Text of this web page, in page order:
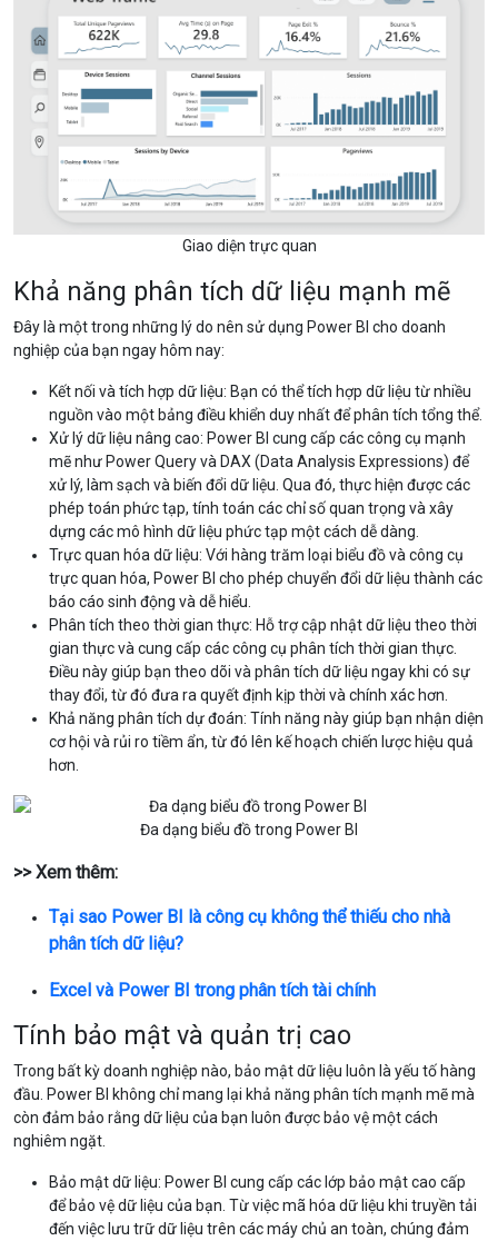
Giao diện trực quan
Khả năng phân tích dữ liệu mạnh mẽ
Đây là một trong những lý do nên sử dụng Power BI cho doanh
nghiệp của bạn ngay hôm nay:
Kết nối và tích hợp dữ liệu: Bạn có thể tích hợp dữ liệu từ nhiều
nguồn vào một bảng điều khiển duy nhất để phân tích tổng thể.
Xử lý dữ liệu nâng cao: Power BI cung cấp các công cụ mạnh
mẽ như Power Query và DAX (Data Analysis Expressions) để
xử lý, làm sạch và biến đổi dữ liệu. Qua đó, thực hiện được các
phép toán phức tạp, tính toán các chỉ số quan trọng và xây
dựng các mô hình dữ liệu phức tạp một cách dễ dàng.
Trực quan hóa dữ liệu: Với hàng trăm loại biểu đồ và công cụ
trực quan hóa, Power BI cho phép chuyển đổi dữ liệu thành các
báo cáo sinh động và dễ hiểu.
Phân tích theo thời gian thực: Hỗ trợ cập nhật dữ liệu theo thời
gian thực và cung cấp các công cụ phân tích thời gian thực.
Điều này giúp bạn theo dõi và phân tích dữ liệu ngay khi có sự
thay đổi, từ đó đưa ra quyết định kịp thời và chính xác hơn.
Khả năng phân tích dự đoán: Tính năng này giúp bạn nhận diện
cơ hội và rủi ro tiềm ẩn, từ đó lên kế hoạch chiến lược hiệu quả
hơn.
Đa dạng biểu đồ trong Power BI
>> Xem thêm:
Tại sao Power BI là công cụ không thể thiếu cho nhà
phân tích dữ liệu?
Excel và Power BI trong phân tích tài chính
Tính bảo mật và quản trị cao
Trong bất kỳ doanh nghiệp nào, bảo mật dữ liệu luôn là yếu tố hàng
đầu. Power BI không chỉ mang lại khả năng phân tích mạnh mẽ mà
còn đảm bảo rằng dữ liệu của bạn luôn được bảo vệ một cách
nghiêm ngặt.
Bảo mật dữ liệu: Power BI cung cấp các lớp bảo mật cao cấp
để bảo vệ dữ liệu của bạn. Từ việc mã hóa dữ liệu khi truyền tải
đến việc lưu trữ dữ liệu trên các máy chủ an toàn, chúng đảm